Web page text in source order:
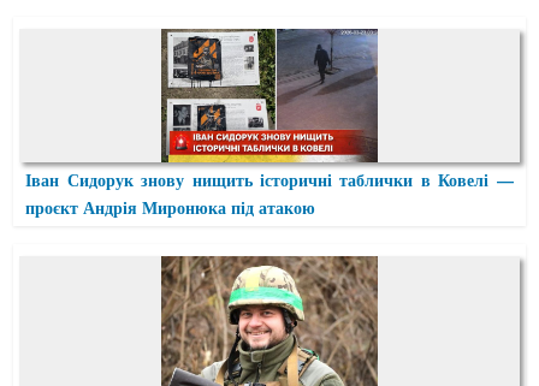
Іван Сидорук знову нищить історичні таблички в Ковелі —
проєкт Андрія Миронюка під атакою